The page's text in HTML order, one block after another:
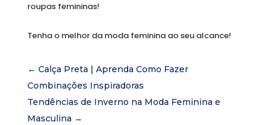
roupas femininas!
Tenha o melhor da moda feminina ao seu alcance!
← Calça Preta | Aprenda Como Fazer
Combinações Inspiradoras
Tendências de Inverno na Moda Feminina e
Masculina →